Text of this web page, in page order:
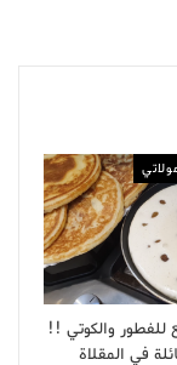
للفطور والكوتي !!
في المقلاة